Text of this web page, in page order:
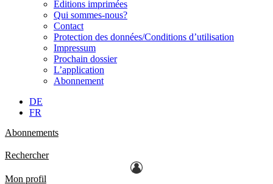
Éditions imprimées
Qui sommes-nous?
Contact
Protection des données/Conditions d’utilisation
Impressum
Prochain dossier
L’application
Abonnement
DE
FR
Abonnements
Rechercher
Mon profil